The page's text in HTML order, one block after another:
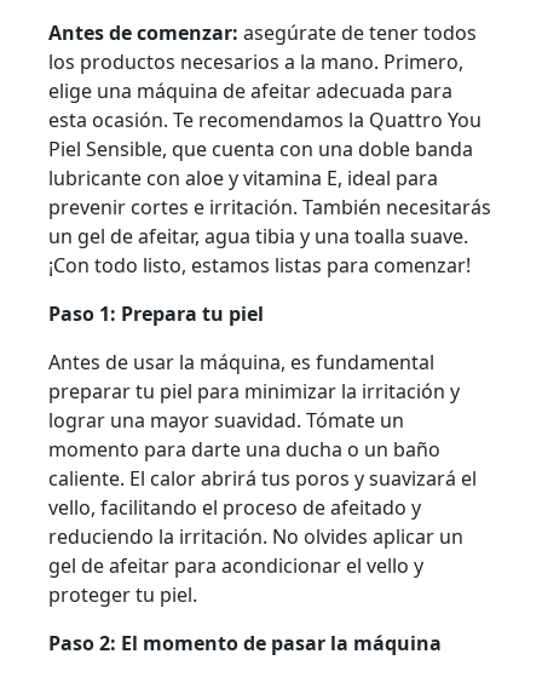
Antes de comenzar: asegúrate de tener todos
los productos necesarios a la mano. Primero,
elige una máquina de afeitar adecuada para
esta ocasión. Te recomendamos la Quattro You
Piel Sensible, que cuenta con una doble banda
lubricante con aloe y vitamina E, ideal para
prevenir cortes e irritación. También necesitarás
un gel de afeitar, agua tibia y una toalla suave.
¡Con todo listo, estamos listas para comenzar!
Paso 1: Prepara tu piel
Antes de usar la máquina, es fundamental
preparar tu piel para minimizar la irritación y
lograr una mayor suavidad. Tómate un
momento para darte una ducha o un baño
caliente. El calor abrirá tus poros y suavizará el
vello, facilitando el proceso de afeitado y
reduciendo la irritación. No olvides aplicar un
gel de afeitar para acondicionar el vello y
proteger tu piel.
Paso 2: El momento de pasar la máquina